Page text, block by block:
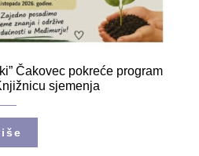
Čakovec pokreće program
sjemenja